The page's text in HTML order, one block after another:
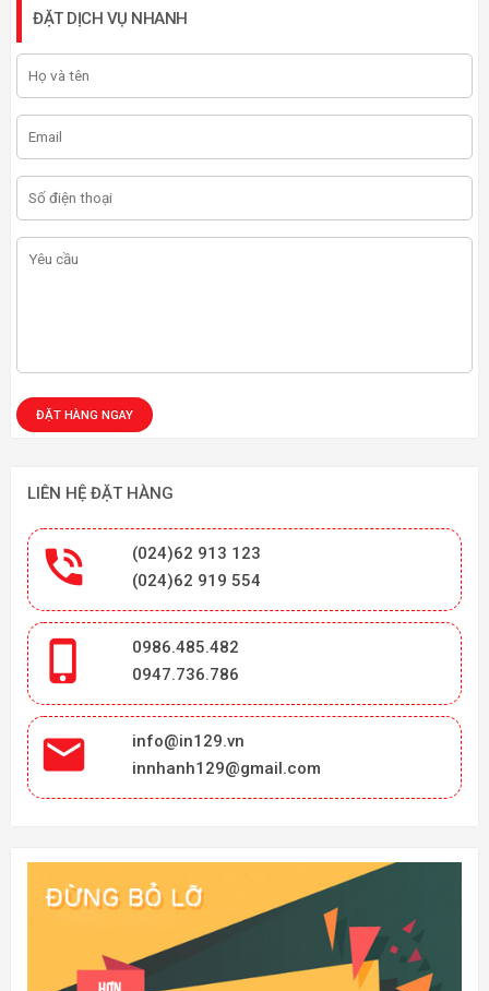
ĐẶT DỊCH VỤ NHANH
LIÊN HỆ ĐẶT HÀNG

(024)62 913 123
(024)62 919 554

0986.485.482
0947.736.786

info@in129.vn
innhanh129@gmail.com